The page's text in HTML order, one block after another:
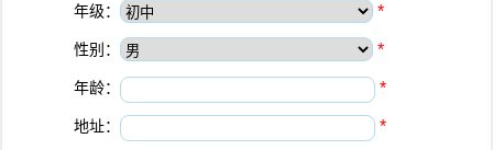
年级： *
性别： *
年龄： *
地址： *